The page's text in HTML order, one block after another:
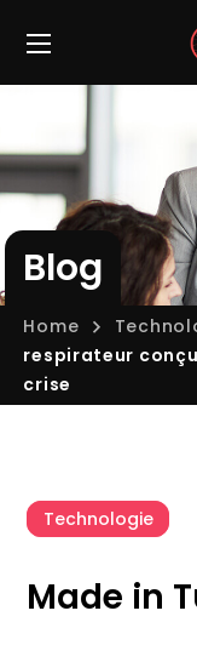
Blog
Home
respirateur conçu
crise
Technologie
Made in